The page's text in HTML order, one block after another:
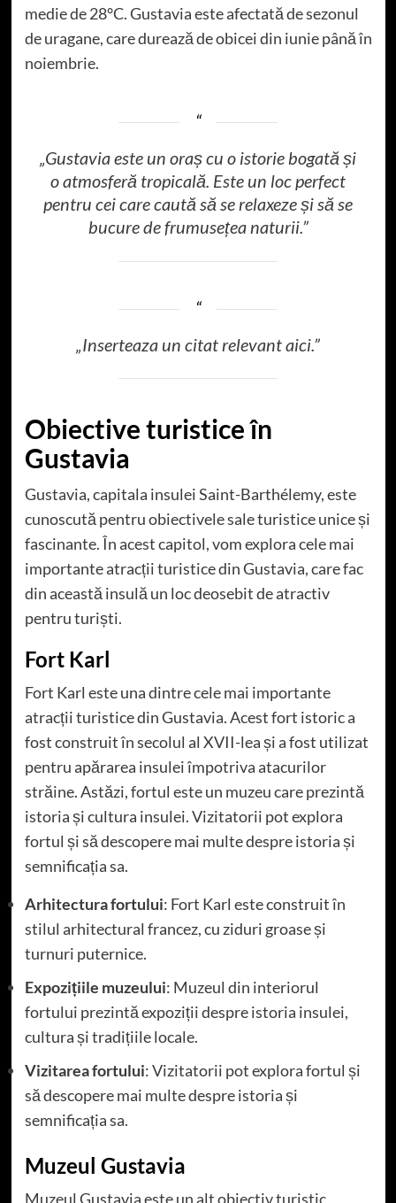
medie de 28°C. Gustavia este afectată de sezonul
de uragane, care durează de obicei din iunie până în
noiembrie.
„Gustavia este un oraș cu o istorie bogată și
o atmosferă tropicală. Este un loc perfect
pentru cei care caută să se relaxeze și să se
bucure de frumusețea naturii.”
„Inserteaza un citat relevant aici.”
Obiective turistice în
Gustavia
Gustavia, capitala insulei Saint-Barthélemy, este
cunoscută pentru obiectivele sale turistice unice și
fascinante. În acest capitol, vom explora cele mai
importante atracții turistice din Gustavia, care fac
din această insulă un loc deosebit de atractiv
pentru turiști.
Fort Karl
Fort Karl este una dintre cele mai importante
atracții turistice din Gustavia. Acest fort istoric a
fost construit în secolul al XVII-lea și a fost utilizat
pentru apărarea insulei împotriva atacurilor
străine. Astăzi, fortul este un muzeu care prezintă
istoria și cultura insulei. Vizitatorii pot explora
fortul și să descopere mai multe despre istoria și
semnificația sa.
Arhitectura fortului: Fort Karl este construit în
stilul arhitectural francez, cu ziduri groase și
turnuri puternice.
Expozițiile muzeului: Muzeul din interiorul
fortului prezintă expoziții despre istoria insulei,
cultura și tradițiile locale.
Vizitarea fortului: Vizitatorii pot explora fortul și
să descopere mai multe despre istoria și
semnificația sa.
Muzeul Gustavia
Muzeul Gustavia este un alt obiectiv turistic